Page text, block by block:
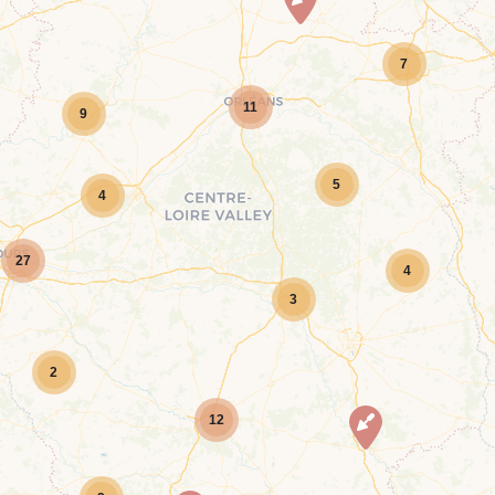
2
4
3
12
11
5
7
9
4
27